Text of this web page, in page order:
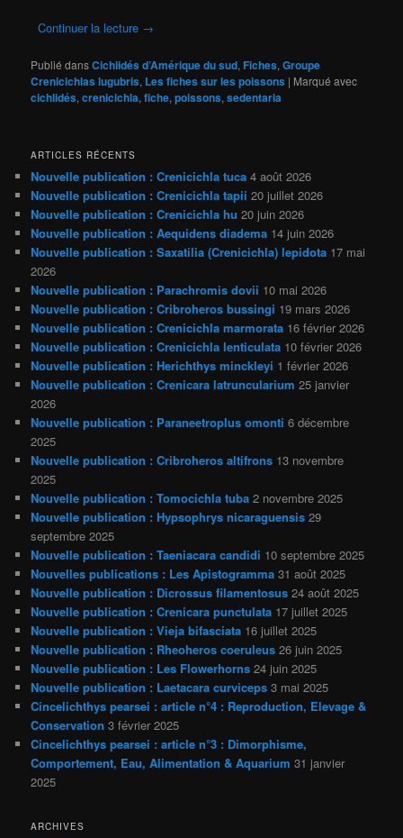
Continuer la lecture →
Publié dansCichlidés d’Amérique du sud,Fiches,Groupe
Crenicichlas lugubris, Les fiches sur les poissons | Marqué avec
cichlidés,crenicichla,fiche,poissons,sedentaria
ARTICLES RÉCENTS
Nouvelle publication : Crenicichla tuca 4 août 2026
Nouvelle publication : Crenicichla tapii 20 juillet 2026
Nouvelle publication : Crenicichla hu 20 juin 2026
Nouvelle publication : Aequidens diadema 14 juin 2026
Nouvelle publication : Saxatilia (Crenicichla) lepidota 17 mai
2026
Nouvelle publication : Parachromis dovii 10 mai 2026
Nouvelle publication : Cribroheros bussingi 19 mars 2026
Nouvelle publication : Crenicichla marmorata 16 février 2026
Nouvelle publication : Crenicichla lenticulata 10 février 2026
Nouvelle publication : Herichthys minckleyi 1 février 2026
Nouvelle publication : Crenicara latruncularium 25 janvier
2026
Nouvelle publication : Paraneetroplus omonti 6 décembre
2025
Nouvelle publication : Cribroheros altifrons 13 novembre
2025
Nouvelle publication : Tomocichla tuba 2 novembre 2025
Nouvelle publication : Hypsophrys nicaraguensis 29
septembre 2025
Nouvelle publication : Taeniacara candidi 10 septembre 2025
Nouvelles publications : Les Apistogramma 31 août 2025
Nouvelle publication : Dicrossus filamentosus 24 août 2025
Nouvelle publication : Crenicara punctulata 17 juillet 2025
Nouvelle publication : Vieja bifasciata 16 juillet 2025
Nouvelle publication : Rheoheros coeruleus 26 juin 2025
Nouvelle publication : Les Flowerhorns 24 juin 2025
Nouvelle publication : Laetacara curviceps 3 mai 2025
Cincelichthys pearsei : article n°4 : Reproduction, Elevage &
Conservation 3 février 2025
Cincelichthys pearsei : article n°3 : Dimorphisme,
Comportement, Eau, Alimentation & Aquarium 31 janvier
2025
ARCHIVES